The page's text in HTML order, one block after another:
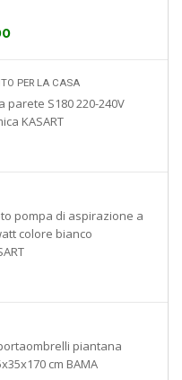
PER LA CASA
S180 220-240V
KASART
pompa di aspirazione a
colore bianco
piantana
cm BAMA